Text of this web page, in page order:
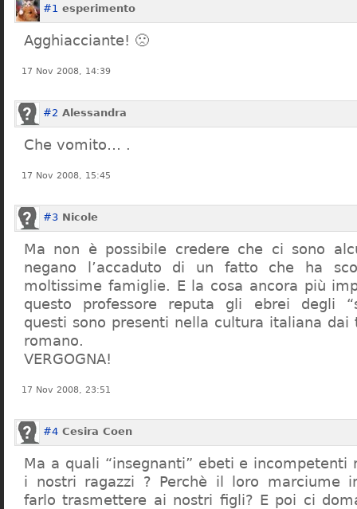
#1 esperimento
Agghiacciante! 🙁
17 Nov 2008, 14:39
#2 Alessandra
Che vomito… .
17 Nov 2008, 15:45
#3 Nicole
Ma non è possibile credere che ci sono
negano l’accaduto di un fatto che ha
moltissime famiglie. E la cosa ancora più
questo professore reputa gli ebrei degli
questi sono presenti nella cultura italiana dai
romano.
VERGOGNA!
17 Nov 2008, 23:51
#4 Cesira Coen
Ma a quali “insegnanti” ebeti e
i nostri ragazzi ? Perchè il loro marciume
farlo trasmettere ai nostri figli? E poi ci